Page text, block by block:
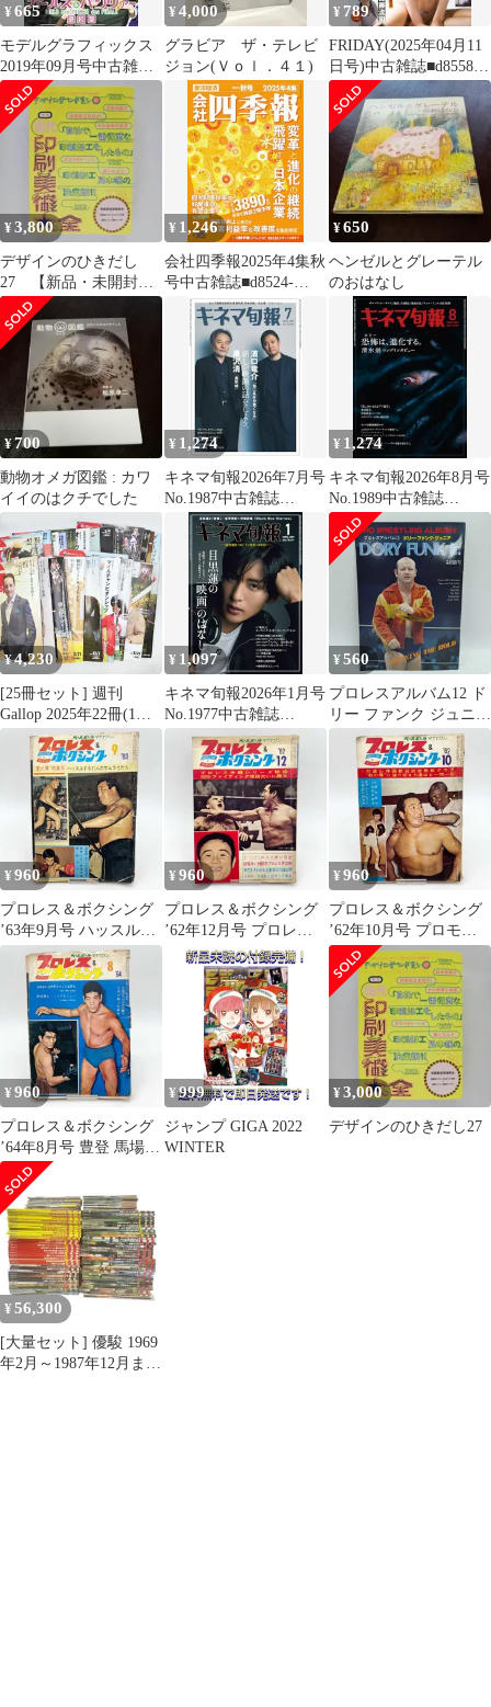
¥665
モデルグラフィックス
2019年09月号中古雑誌
■d8512-10023-I-01-1
¥4,000
グラビア ザ・テレビ
ジョン(Ｖｏｌ．４１)
¥ 789
FRIDAY(2025年04月11
日号)中古雑誌■d8558-
20011-B-02-6
¥3,800
デザインのひきだし
27 【新品・未開封
品】
¥ 1,246
会社四季報2025年4集秋
号中古雑誌■d8524-
10006-A-05-1
¥650
ヘンゼルとグレーテル
のおはなし
¥700
動物オメガ図鑑 : カワ
イイのはクチでした
¥ 1,274
キネマ旬報2026年7月号
No.1987中古雑誌
■d8559-10022-A-02-4
¥ 1,274
キネマ旬報2026年8月号
No.1989中古雑誌
■d8559-10005-A-05-4
¥4,230
[25冊セット] 週刊
Gallop 2025年22冊(1～
12月) / 2026年3冊(1～3
月) ギャロップ 競馬雑
¥ 1,097
キネマ旬報2026年1月号
No.1977中古雑誌
■d8559-10011-A-05-4
¥560
プロレスアルバム12 ド
リー ファンク ジュニア
ポスター 付き
¥960
プロレス＆ボクシング
’63年9月号 ハッスルす
る11人のサムライたち
¥960
プロレス＆ボクシング
’62年12月号 プロレス
沖縄シリーズ秘話
¥ 960
プロレス＆ボクシング
’62年10月号 プロモー
ター力道山のすべて
¥960
プロレス＆ボクシング
’64年8月号 豊登 馬場
芳の里 座談会
¥999
ジャンプ GIGA 2022
WINTER
¥3,000
デザインのひきだし27
¥ 56,300
[大量セット] 優駿 1969
年2月～1987年12月まで